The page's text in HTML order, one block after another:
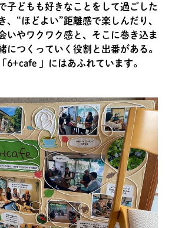
子どもも好きなことをして過ごした
、“ほどよい”距離感で楽しんだり、
いやワクワク感と、そこに巻き込ま
につくっていく役割と出番がある。
6+cafe 」にはあふれています。